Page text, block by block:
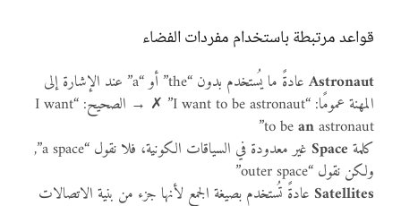
قواعد مرتبطة باستخدام مفردات الفضاء
Astronaut
عادةً ما يُستخدم بدون “the” أو “a” عند الإشارة إلى
المهنة عمومًا: “I want to be astronaut” ✗ → الصحيح: “I want
to beanastronaut”
كلمة Space
غير معدودة في السياقات الكونية، فلا نقول “a space”,
ولكن نقول “outer space”
Satellitesعادةً تُستخدم بصيغة الجمع لأنها جزء من بنية الاتصالات